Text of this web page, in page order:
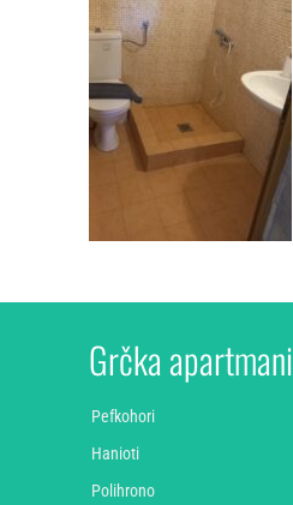
Grčka apartmani
Pefkohori
Hanioti
Polihrono